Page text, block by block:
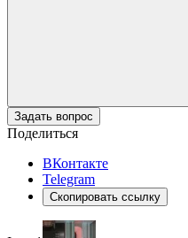
Задать вопрос
Поделиться
ВКонтакте
Telegram
Скопировать ссылку